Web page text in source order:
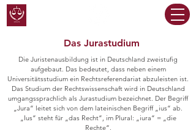
Das Jurastudium
Die Juristenausbildung ist in Deutschland zweistufig
aufgebaut. Das bedeutet, dass neben einem
Universitätsstudium ein Rechtsreferendariat abzuleisten ist.
Das Studium der Rechtswissenschaft wird in Deutschland
umgangssprachlich als Jurastudium bezeichnet. Der Begriff
„Jura“ leitet sich von dem lateinischen Begriff „ius“ ab.
„Ius“ steht für „das Recht“, im Plural: „iura“ = „die
Rechte“.